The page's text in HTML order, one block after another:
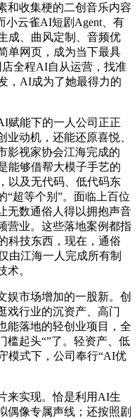
和收集梗的二创音乐内容
云雀AI短剧Agent、有
成、曲风定制、音频优
单网页，成为当下最具
全程AI自从运营，找准
，AI成为了她最得力的
能下的一人公司正正
动机，还能还原喜悦、
影视家协会江海完成的
能够借帮大模子手艺的
以及无代码、低代码东
“超等个别”。面临上百位
无数通俗人得以拥抱声音
营业。这些落地案例都指
科技东西，现在，通俗
由江海一人完成所有制
术。
市场增加的一股新。创
戏行业的沉资产、高门
能落地的轻创业项目，全
槛起头“”了。轻资产、低
模式下，公司奉行“AI优
实现。恰是利用AI生
偶像专属声线；还按照剧